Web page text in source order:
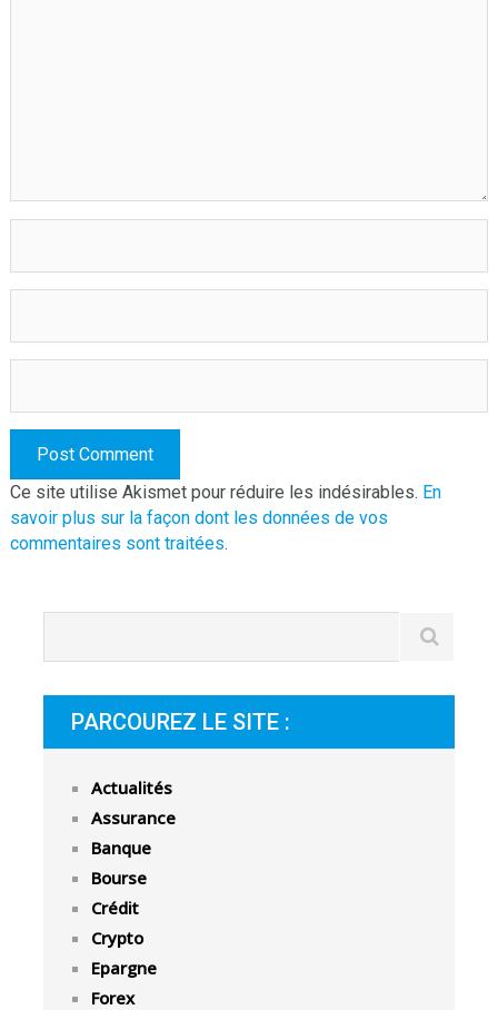
Ce site utilise Akismet pour réduire les indésirables. En
savoir plus sur la façon dont les données de vos
commentaires sont traitées.
PARCOUREZ LE SITE :
Actualités
Assurance
Banque
Bourse
Crédit
Crypto
Epargne
Forex